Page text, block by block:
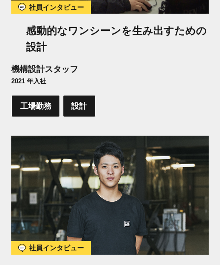
社員インタビュー
感動的なワンシーンを生み出すための
設計
機構設計スタッフ
2021 年入社
工場勤務 設計
社員インタビュー